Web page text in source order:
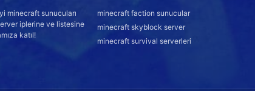
minecraft sunucuları
iplerine ve listesine
katıl!
minecraft faction sunucular
minecraft skyblock server
minecraft survival serverleri